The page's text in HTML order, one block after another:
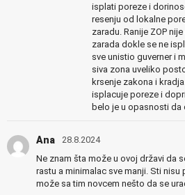
isplati poreze i
resenju od lokalne
zaradu. Ranije ZOP
zarada dokle se ne
sve unistio guverner i
siva zona uveliko
krsenje zakona i
isplacuje poreze i
belo je u opasnosti da
Ana 28.8.2024
Ne znam šta može u ovoj državi da
rastu a minimalac sve manji. Sti nisu
može sa tim novcem nešto da se